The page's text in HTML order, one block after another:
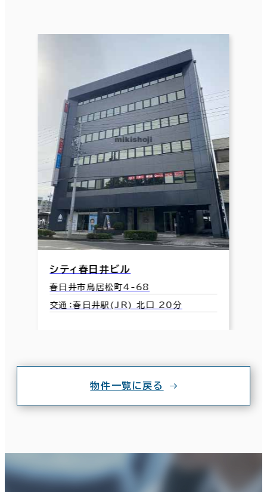
シティ春日井ビル
春日井市鳥居松町4-68
交通：春日井駅(JR) 北口 20分
物件一覧に戻る